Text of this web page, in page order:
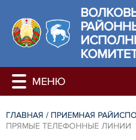
ГЛАВНАЯ / ПРИЕМНАЯ
ПРЯМЫЕ ТЕЛЕФОННЫЕ ЛИНИИ